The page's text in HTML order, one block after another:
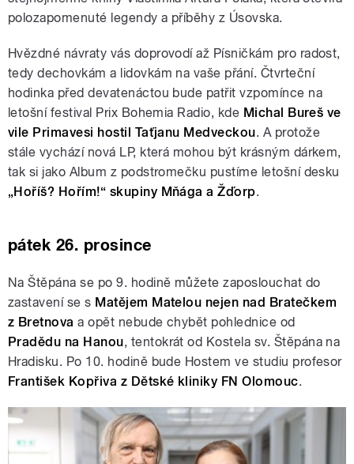
polozapomenuté legendy a příběhy z Úsovska.
Hvězdné návraty vás doprovodí až Písničkám pro radost,
tedy dechovkám a lidovkám na vaše přání. Čtvrteční
hodinka před devatenáctou bude patřit vzpomínce na
letošní festival Prix Bohemia Radio, kde Michal Bureš ve
vile Primavesi hostil Taťjanu Medveckou. A protože
stále vychází nová LP, která mohou být krásným dárkem,
tak si jako Album z podstromečku pustíme letošní desku
„Hoříš? Hořím!“ skupiny Mňága a Žďorp.
pátek 26. prosince
Na Štěpána se po 9. hodině můžete zaposlouchat do
zastavení se s Matějem Matelou nejen nad Bratečkem
z Bretnova a opět nebude chybět pohlednice od
Pradědu na Hanou, tentokrát od Kostela sv. Štěpána na
Hradisku. Po 10. hodině bude Hostem ve studiu profesor
František Kopřiva z Dětské kliniky FN Olomouc.